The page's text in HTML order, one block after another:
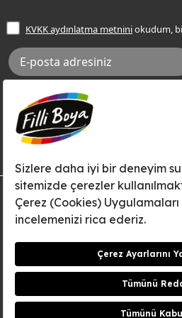
Frezya Rengi
Bilgi Toplumu Hizmetleri
İnternet Sitesi Kullanım
KVKK Talep Formu
KVKK Aydınlatma Metni
KVKK aydınlatma metniniokudum,
Aksi tarafımca bildirilene dek, Betek
Filli Boya dahil tüm markaları ile ilgili
tanıtım faaliyetleri vb. ile ilgili olarak e-
© Filli Boya 2026. Tüm Hakları